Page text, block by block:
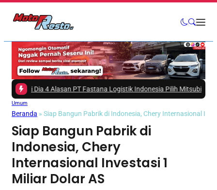
Ini Dia 4 Alasan PT Fastana Logistik Indonesia Pilih Mitsubishi Fuso
Umum
Beranda » Siap Bangun Pabrik di Indonesia, Chery Internasional
Siap Bangun Pabrik di
Indonesia, Chery
Internasional Investasi 1
Miliar Dolar AS